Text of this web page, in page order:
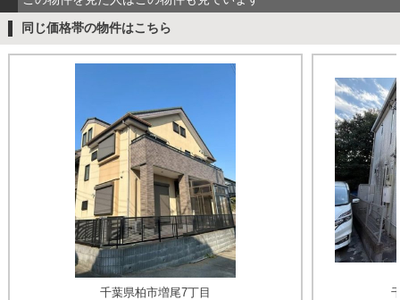
同じ価格帯の物件はこちら
千葉県柏市増尾7丁目